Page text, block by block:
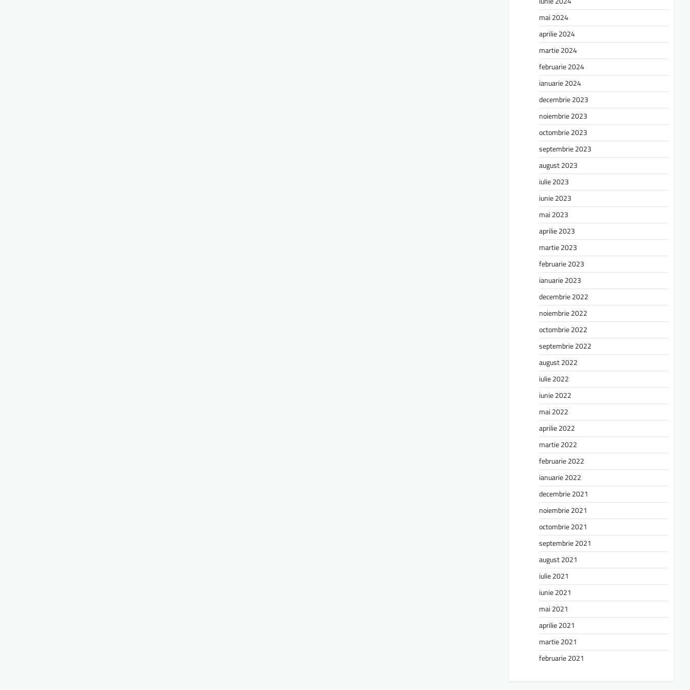
mai 2024
aprilie 2024
martie 2024
februarie 2024
ianuarie 2024
decembrie 2023
noiembrie 2023
octombrie 2023
septembrie 2023
august 2023
iulie 2023
iunie 2023
mai 2023
aprilie 2023
martie 2023
februarie 2023
ianuarie 2023
decembrie 2022
noiembrie 2022
octombrie 2022
septembrie 2022
august 2022
iulie 2022
iunie 2022
mai 2022
aprilie 2022
martie 2022
februarie 2022
ianuarie 2022
decembrie 2021
noiembrie 2021
octombrie 2021
septembrie 2021
august 2021
iulie 2021
iunie 2021
mai 2021
aprilie 2021
martie 2021
februarie 2021